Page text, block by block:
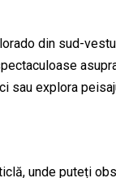
din sud-
sau explora
unde puteți